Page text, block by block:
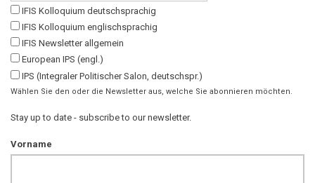
IFIS Kolloquium deutschsprachig
IFIS Kolloquium englischsprachig
IFIS Newsletter allgemein
European IPS (engl.)
IPS (Integraler Politischer Salon, deutschspr.)
Wählen Sie den oder die Newsletter aus, welche Sie abonnieren möchten.
Stay up to date - subscribe to our newsletter.
Vorname